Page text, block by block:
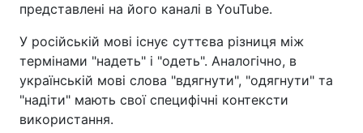
представлені на його каналі в YouTube.
У російській мові існує суттєва різниця між
термінами "надеть" і "одеть". Аналогічно, в
українській мові слова "вдягнути", "одягнути" та
"надіти" мають свої специфічні контексти
використання.